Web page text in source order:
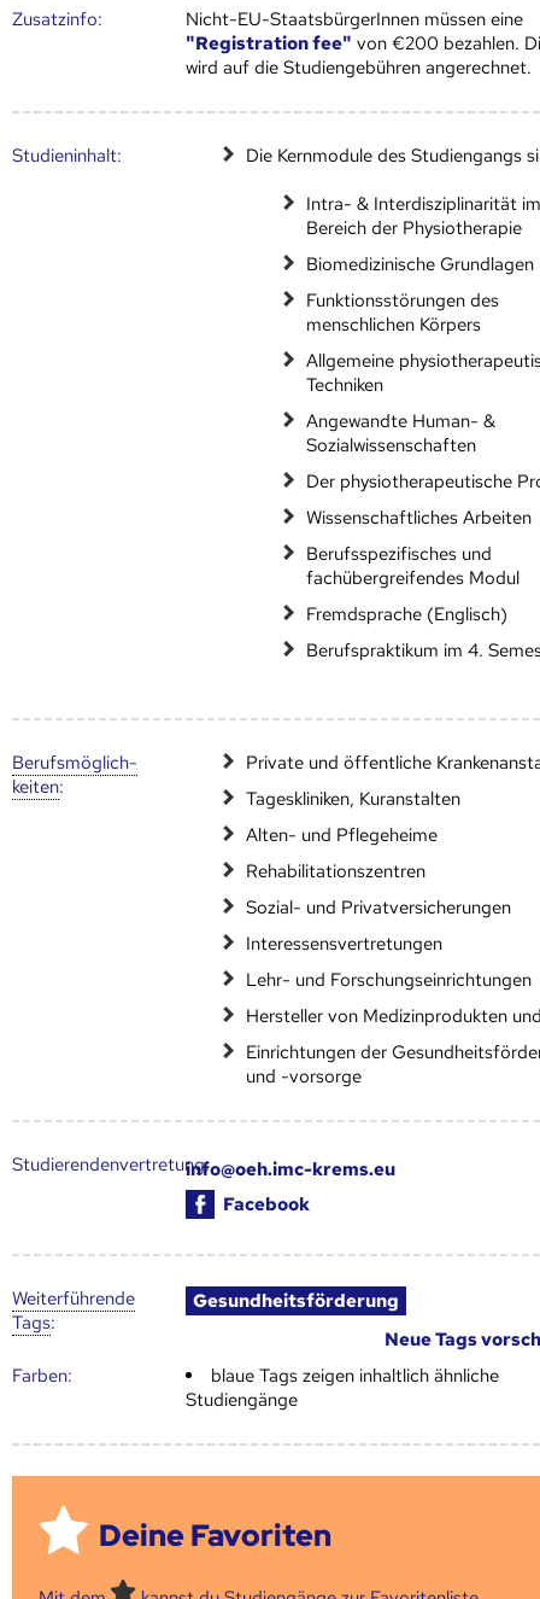
Zusatz­info:
Nicht-EU-StaatsbürgerInnen müssen eine
"Registration fee" von €200 bezahlen.
wird auf die Studiengebühren angerechnet.
Studien­inhalt: Die Kernmodule des Studien­gangs
Intra- & Interdisziplinarität
Bereich der Physiotherapie
Biomedizinische Grundlagen
Funktionsstörungen des
menschlichen Körpers
Allgemeine
Techniken
Angewandte Human- &
Sozialwissenschaften
Der physiotherapeutische
Wissenschaftliches Arbeiten
Berufsspezifisches und
fachübergreifendes Modul
Fremdsprache (Englisch)
Berufspraktikum im 4.
Berufs­möglich­
keiten:
Private und öffentliche
Tageskliniken, Kuranstalten
Alten- und Pflegeheime
Rehabilitationszentren
Sozial- und Privatversicherungen
Interessensvertretungen
Lehr- und Forschungseinrichtungen
Hersteller von Medizinprodukten
Einrichtungen der
und -vorsorge
Studierendenvertretung:info@oeh.imc-krems.eu
Facebook
Weiter­führende
Tags:
Gesundheitsförderung
Neue Tags
Farben:
blaue Tags zeigen inhaltlich ähnliche
Studiengänge
Deine Favoriten